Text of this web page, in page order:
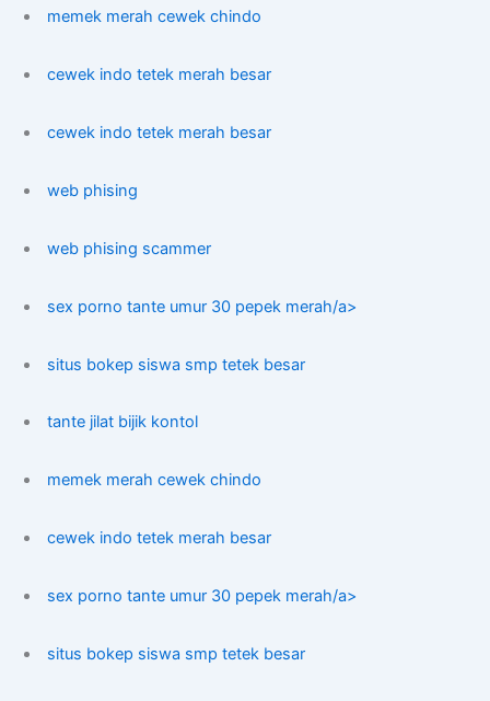
memek merah cewek chindo
cewek indo tetek merah besar
cewek indo tetek merah besar
web phising
web phising scammer
sex porno tante umur 30 pepek merah/a>
situs bokep siswa smp tetek besar
tante jilat bijik kontol
memek merah cewek chindo
cewek indo tetek merah besar
sex porno tante umur 30 pepek merah/a>
situs bokep siswa smp tetek besar